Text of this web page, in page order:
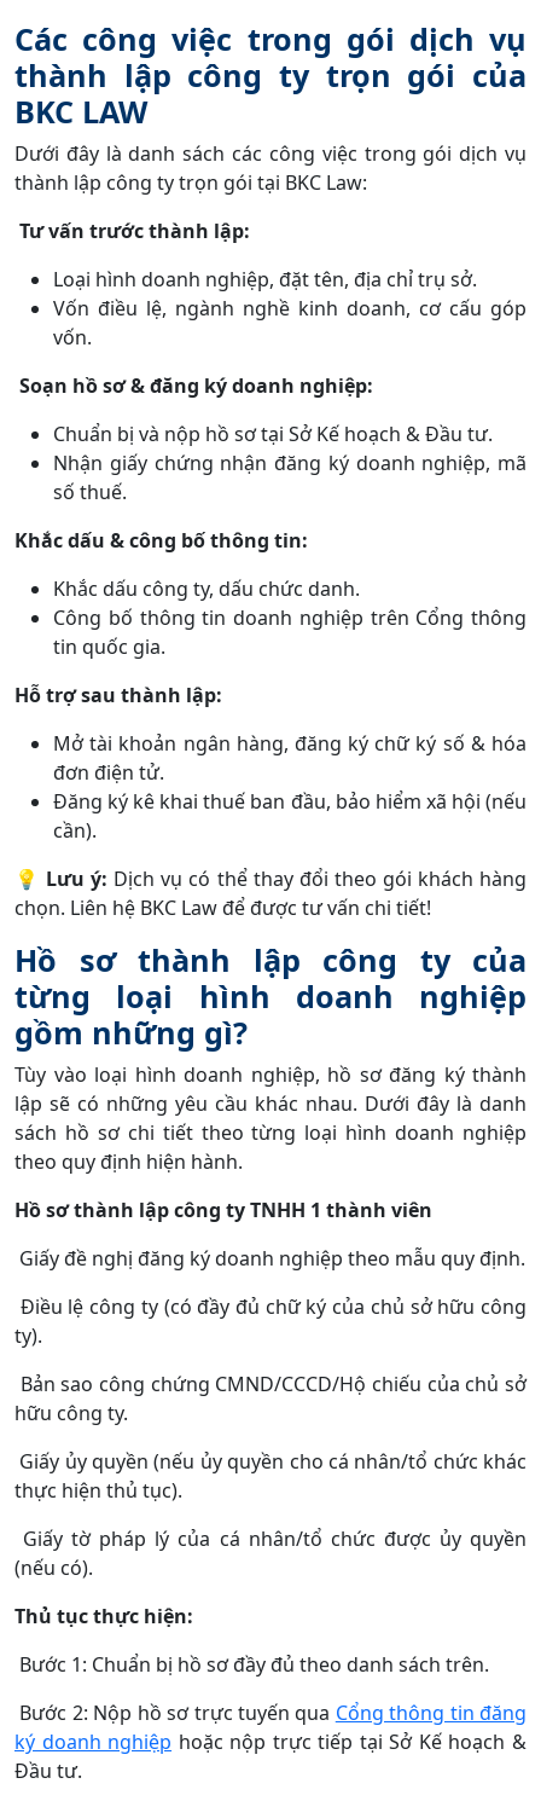
Các công việc trong gói dịch vụ
thành lập công ty trọn gói của
BKC LAW
Dưới đây là danh sách các công việc trong gói dịch vụ
thành lập công ty trọn gói tại BKC Law:
Tư vấn trước thành lập:
Loại hình doanh nghiệp, đặt tên, địa chỉ trụ sở.
Vốn điều lệ, ngành nghề kinh doanh, cơ cấu góp
vốn.
Soạn hồ sơ & đăng ký doanh nghiệp:
Chuẩn bị và nộp hồ sơ tại Sở Kế hoạch & Đầu tư.
Nhận giấy chứng nhận đăng ký doanh nghiệp, mã
số thuế.
Khắc dấu & công bố thông tin:
Khắc dấu công ty, dấu chức danh.
Công bố thông tin doanh nghiệp trên Cổng thông
tin quốc gia.
Hỗ trợ sau thành lập:
Mở tài khoản ngân hàng, đăng ký chữ ký số & hóa
đơn điện tử.
Đăng ký kê khai thuế ban đầu, bảo hiểm xã hội (nếu
cần).
💡 Lưu ý: Dịch vụ có thể thay đổi theo gói khách hàng
chọn. Liên hệ BKC Law để được tư vấn chi tiết!
Hồ sơ thành lập công ty của
từng loại hình doanh nghiệp
gồm những gì?
Tùy vào loại hình doanh nghiệp, hồ sơ đăng ký thành
lập sẽ có những yêu cầu khác nhau. Dưới đây là danh
sách hồ sơ chi tiết theo từng loại hình doanh nghiệp
theo quy định hiện hành.
Hồ sơ thành lập công ty TNHH 1 thành viên
Giấy đề nghị đăng ký doanh nghiệp theo mẫu quy định.
Điều lệ công ty (có đầy đủ chữ ký của chủ sở hữu công
ty).
Bản sao công chứng CMND/CCCD/Hộ chiếu của chủ sở
hữu công ty.
Giấy ủy quyền (nếu ủy quyền cho cá nhân/tổ chức khác
thực hiện thủ tục).
Giấy tờ pháp lý của cá nhân/tổ chức được ủy quyền
(nếu có).
Thủ tục thực hiện:
Bước 1: Chuẩn bị hồ sơ đầy đủ theo danh sách trên.
Bước 2: Nộp hồ sơ trực tuyến qua Cổng thông tin đăng
ký doanh nghiệp hoặc nộp trực tiếp tại Sở Kế hoạch &
Đầu tư.